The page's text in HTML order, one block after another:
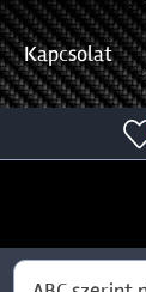
Kapcsolat